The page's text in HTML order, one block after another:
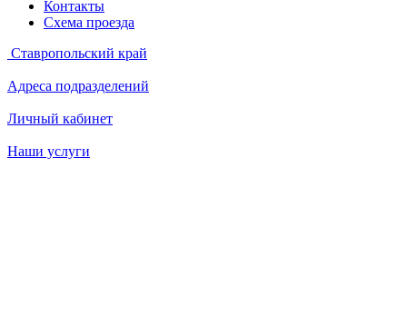
Контакты
Схема проезда
Ставропольский край
Адреса подразделений
Личный кабинет
Наши услуги